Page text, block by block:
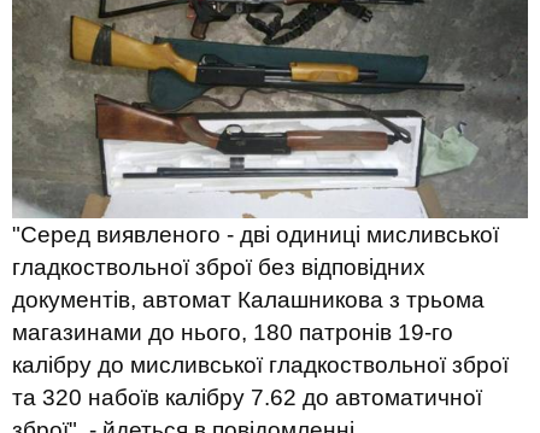
"Серед виявленого - дві одиниці мисливської
гладкоствольної зброї без відповідних
документів, автомат Калашникова з трьома
магазинами до нього, 180 патронів 19-го
калібру до мисливської гладкоствольної зброї
та 320 набоїв калібру 7.62 до автоматичної